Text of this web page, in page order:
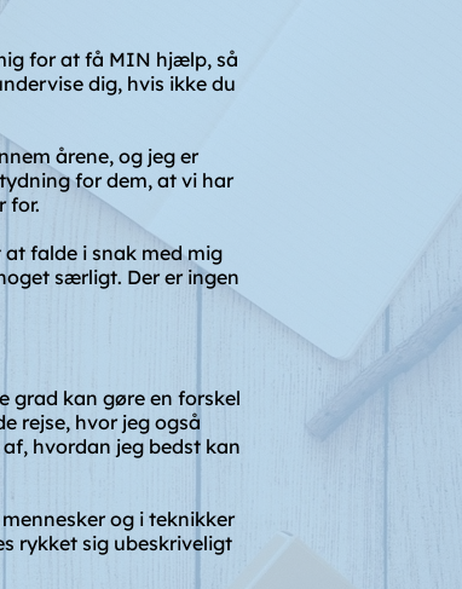
for at få MIN hjælp, så
dig, hvis ikke du
årene, og jeg er
for dem, at vi har
for.
falde i snak med mig
særligt. Der er ingen
grad kan gøre en forskel
rejse, hvor jeg også
hvordan jeg bedst kan
og i teknikker
rykket sig ubeskriveligt